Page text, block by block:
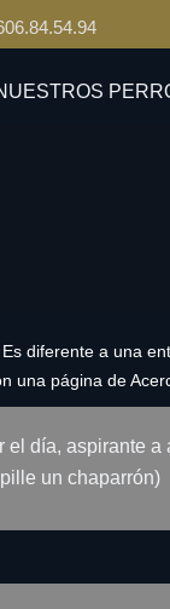
diferente a una
una página de
el día, aspirante
un chaparrón)